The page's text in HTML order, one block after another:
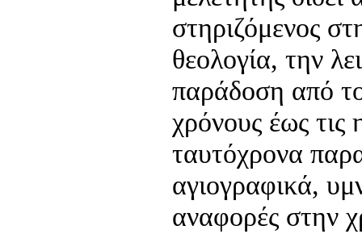
στηριζόμενος
θεολογία, την
παράδοση από
χρόνους έως τις
ταυτόχρονα
αγιογραφικά,
αναφορές στην